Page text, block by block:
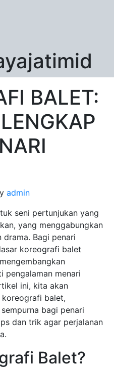
BALET:
admin
seni pertunjukan yang
yang menggabungkan
drama. Bagi penari
koreografi balet
pengalaman menari
ini, kita akan
koreografi balet,
bagi penari
dan trik agar perjalanan
Balet?